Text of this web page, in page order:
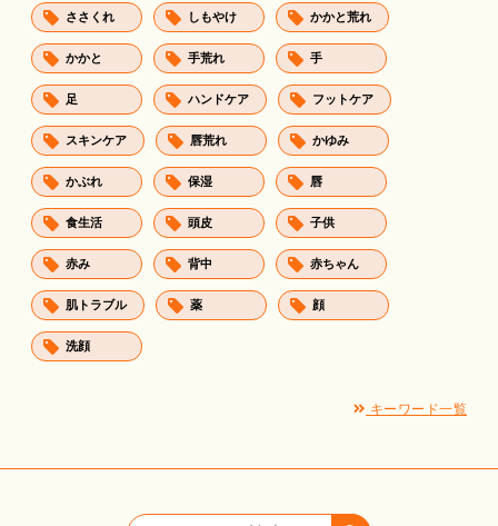
ささくれ しもやけ かかと荒れ
かかと 手荒れ 手
足 ハンドケア フットケア
スキンケア 唇荒れ かゆみ
かぶれ 保湿 唇
食生活 頭皮 子供
赤み 背中 赤ちゃん
肌トラブル 薬 顔
洗顔
キーワード一覧